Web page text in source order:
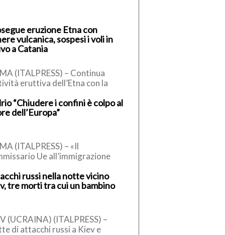
eruzione Etna con
vulcanica, sospesi i voli in
a Catania
(ITALPRESS) – Continua
eruttiva dell’Etna con la
in atmosfera. L’Istituto
di Geofisica […]
“Chiudere i confini è colpo al
dell’Europa”
(ITALPRESS) – «Il
Ue all’immigrazione
sospensione dell’accordo di
può essere […]
russi nella notte vicino
tre morti tra cui un bambino
(UCRAINA) (ITALPRESS) –
di attacchi russi a Kiev e